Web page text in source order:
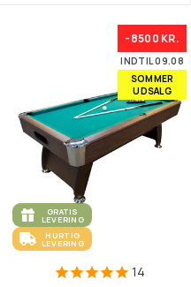
-8500 KR.
INDTIL 09.08
SOMMER
UDSALG
GRATIS
LEVERING
HURTIG
LEVERING
14